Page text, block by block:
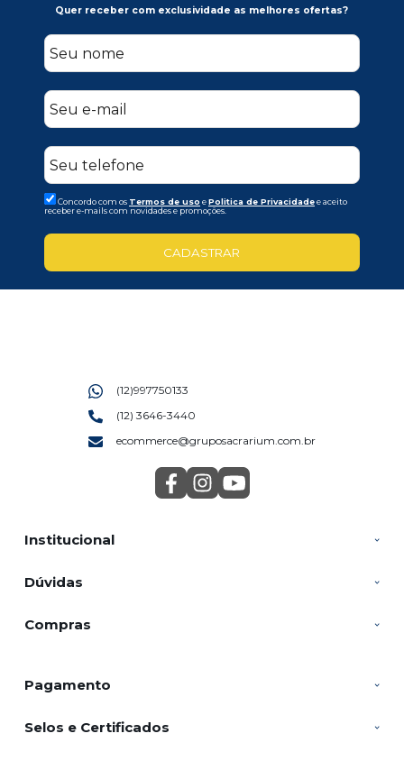
Quer receber com exclusividade as melhores ofertas?
Concordo com os Termos de uso ePolitica de Privacidadee aceito
receber e-mails com novidades e promoções.
CADASTRAR
Institucional
Dúvidas
Compras
(12)997750133
(12) 3646-3440
ecommerce@gruposacrarium.com.br
Pagamento
Selos e Certificados